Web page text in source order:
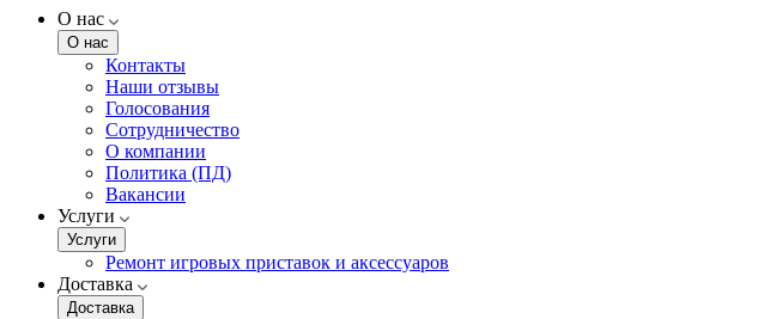
О нас
О нас
Контакты
Наши отзывы
Голосования
Сотрудничество
О компании
Политика (ПД)
Вакансии
Услуги
Услуги
Ремонт игровых приставок и аксессуаров
Доставка
Доставка